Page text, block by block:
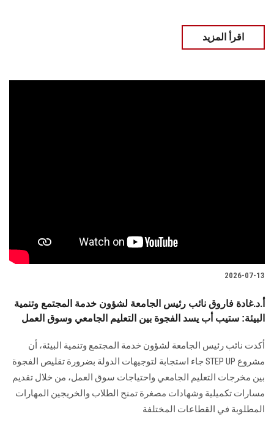
اقرأ المزيد
2026-07-13
أ.د.غادة فاروق نائب رئيس الجامعة لشؤون خدمة المجتمع وتنمية
البيئة: ستيب أب يسد الفجوة بين التعليم الجامعي وسوق العمل
أكدت نائب رئيس الجامعة لشؤون خدمة المجتمع وتنمية البيئة، أن
مشروع STEP UP جاء استجابة لتوجيهات الدولة بضرورة تقليص الفجوة
بين مخرجات التعليم الجامعي واحتياجات سوق العمل، من خلال تقديم
مسارات تكميلية وشهادات مصغرة تمنح الطلاب والخريجين المهارات
المطلوبة في القطاعات المختلفة